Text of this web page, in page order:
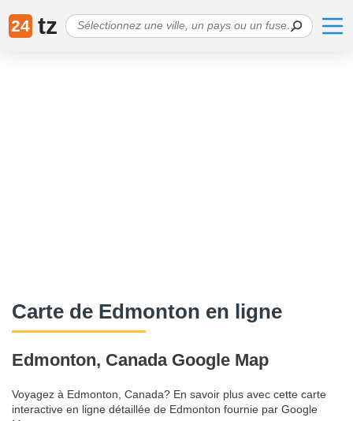
24 tz
Carte de Edmonton en ligne
Edmonton, Canada Google Map
Voyagez à Edmonton, Canada? En savoir plus avec cette carte
interactive en ligne détaillée de Edmonton fournie par Google